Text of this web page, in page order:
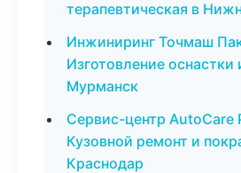
терапевтическая в
Инжиниринг Точмаш
Изготовление
Мурманск
Сервис-центр AutoCare
Кузовной ремонт и
Краснодар